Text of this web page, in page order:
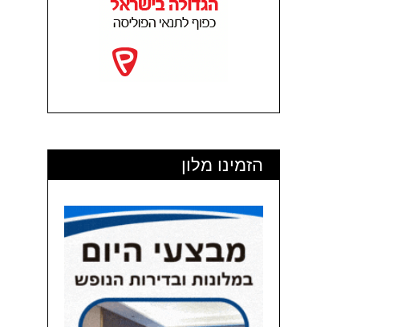
הזמינו מלון